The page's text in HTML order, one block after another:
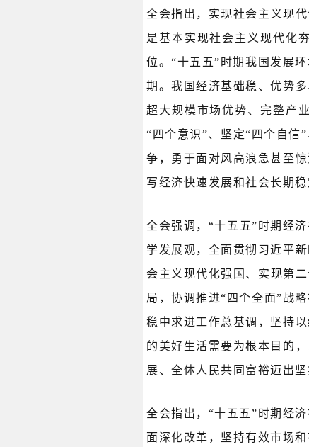
全会指出，实现社会主义现
是基本实现社会主义现代化
位。“十五五”时期我国发展
期。我国经济基础稳、优势
超大规模市场优势、完整产
“四个意识”、坚定“四个自信
争，勇于面对风高浪急甚至
写经济快速发展和社会长期
全会强调，“十五五”时期经
学发展观，全面贯彻习近平
会主义现代化强国、实现第
局，协调推进“四个全面”战
稳中求进工作总基调，坚持
的美好生活需要为根本目的
展、全体人民共同富裕迈出
全会指出，“十五五”时期经
面深化改革，坚持有效市场